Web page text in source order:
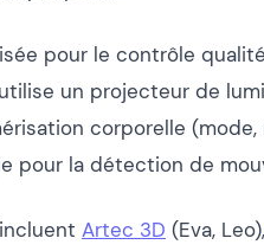
pour le contrôle
un projecteur de
corporelle
pour la détection de
Artec 3D (Eva, Leo),